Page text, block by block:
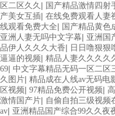
区二区久久 | 国产精品激情四射
产美女互插| 在线免费观看人妻
线观看免费大全| 国产精品黄色
亚洲人妻无吗中文字幕| 亚洲国
品伊人久久久大香| 日日噜狠狠
逼逼的视频| 精品人妻久久久久
69| 中文字幕精品无码一区二区
久图片| 精品成在人线av无码电
区视频| 97精品免费公开视频|
激情国产片| 自偷自拍三级视频
av| 亚洲精品国产综合99久久夜